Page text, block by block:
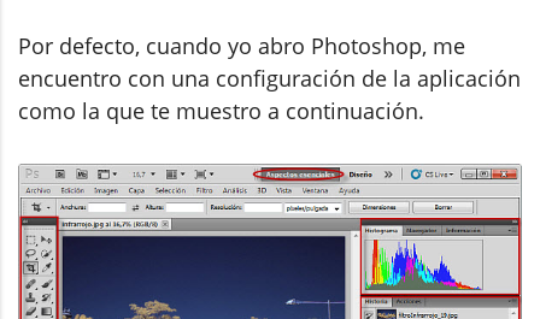
Por defecto, cuando yo abro Photoshop, me
encuentro con una configuración de la aplicación
como la que te muestro a continuación.